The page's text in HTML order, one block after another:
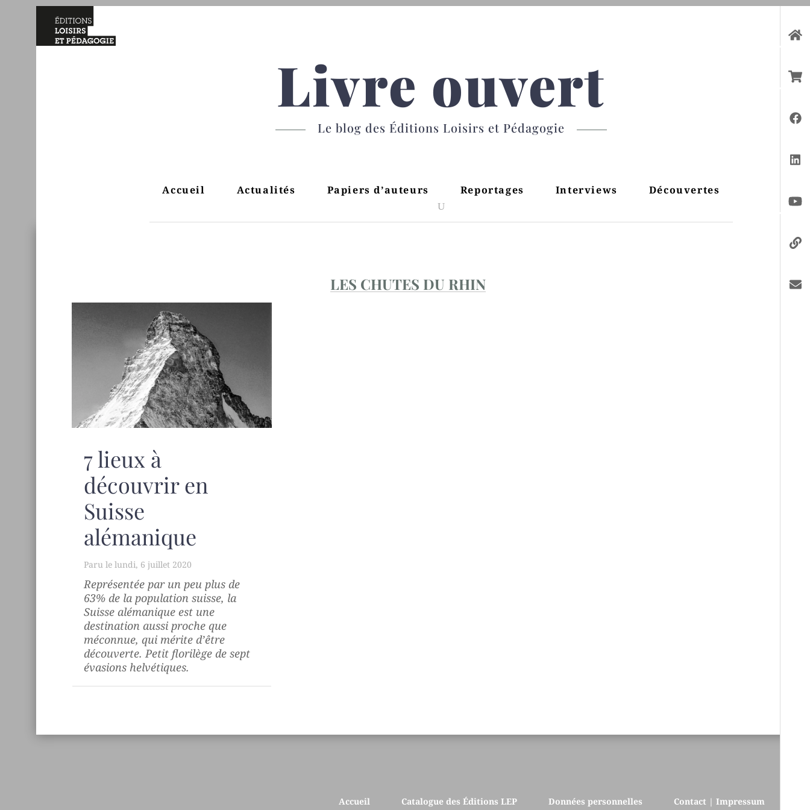
Livre ouvert
Le blog des Éditions Loisirs et Pédagogie
Accueil Actualités Papiers d’auteurs Reportages Interviews Découvertes
LES CHUTES DU RHIN
7 lieux à
découvrir en
Suisse
alémanique
lundi, 6 juillet 2020
Représentée par un peu plus de
63% de la population suisse, la
Suisse alémanique est une
destination aussi proche que
méconnue, qui mérite d’être
découverte. Petit florilège de sept
évasions helvétiques.
Accueil Catalogue des Éditions LEP Données personnelles Contact | Impressum